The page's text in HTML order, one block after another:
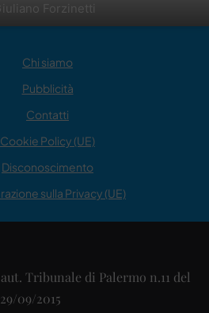
Forzinetti
Chi siamo
Pubblicità
Contatti
Cookie Policy (UE)
Disconoscimento
sulla Privacy (UE)
Tribunale di Palermo n.11 del
29/09/2015